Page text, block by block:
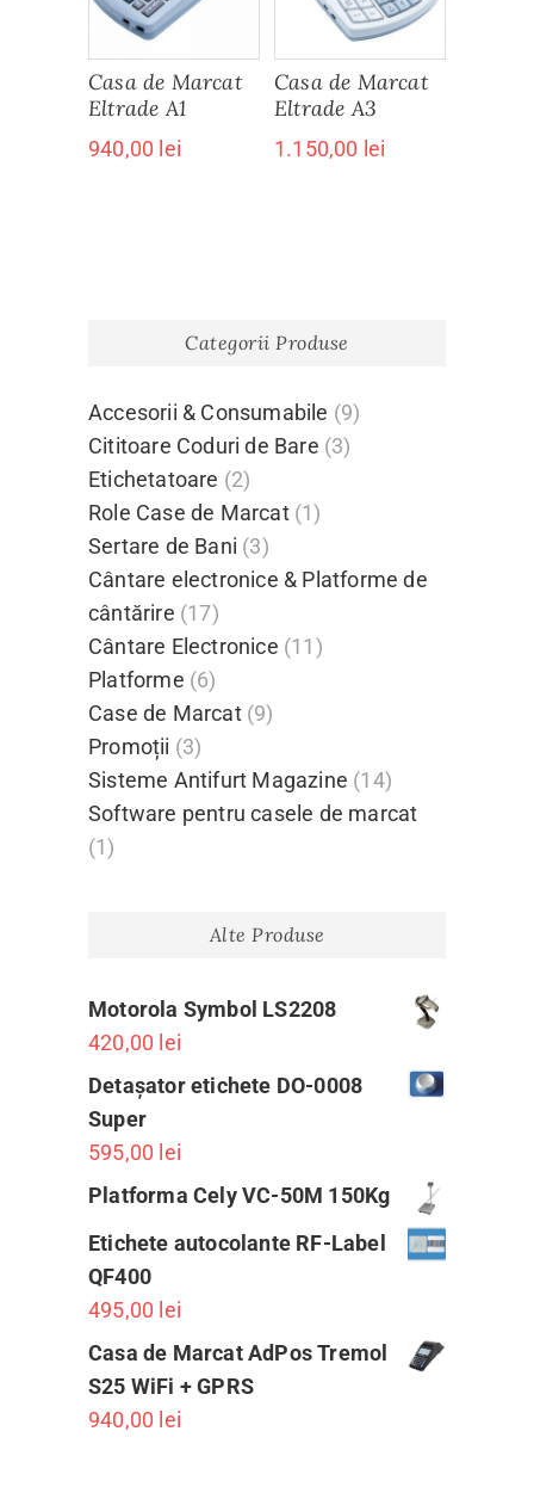
Casa de Marcat
Eltrade A1
940,00 lei
Casa de Marcat
Eltrade A3
1.150,00 lei
Categorii Produse
Accesorii & Consumabile (9)
Cititoare Coduri de Bare (3)
Etichetatoare (2)
Role Case de Marcat (1)
Sertare de Bani (3)
Cântare electronice & Platforme de
cântărire (17)
Cântare Electronice (11)
Platforme (6)
Case de Marcat (9)
Promoții (3)
Sisteme Antifurt Magazine (14)
Software pentru casele de marcat
(1)
Alte Produse
Motorola Symbol LS2208
420,00 lei
Detașator etichete DO-0008
Super
595,00 lei
Platforma Cely VC-50M 150Kg
Etichete autocolante RF-Label
QF400
495,00 lei
Casa de Marcat AdPos Tremol
S25 WiFi + GPRS
940,00 lei